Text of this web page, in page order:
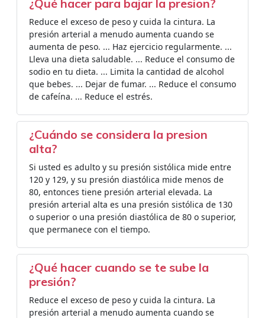
¿Qué hacer para bajar la presion?
Reduce el exceso de peso y cuida la cintura. La
presión arterial a menudo aumenta cuando se
aumenta de peso. ... Haz ejercicio regularmente. ...
Lleva una dieta saludable. ... Reduce el consumo de
sodio en tu dieta. ... Limita la cantidad de alcohol
que bebes. ... Dejar de fumar. ... Reduce el consumo
de cafeína. ... Reduce el estrés.
¿Cuándo se considera la presion
alta?
Si usted es adulto y su presión sistólica mide entre
120 y 129, y su presión diastólica mide menos de
80, entonces tiene presión arterial elevada. La
presión arterial alta es una presión sistólica de 130
o superior o una presión diastólica de 80 o superior,
que permanece con el tiempo.
¿Qué hacer cuando se te sube la
presión?
Reduce el exceso de peso y cuida la cintura. La
presión arterial a menudo aumenta cuando se